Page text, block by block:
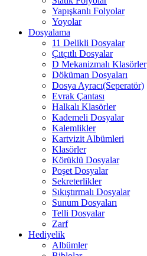
Yapışkanlı Folyolar
Yoyolar
Dosyalama
11 Delikli Dosyalar
Çıtçıtlı Dosyalar
D Mekanizmalı Klasörler
Döküman Dosyaları
Dosya Ayracı(Seperatör)
Evrak Çantası
Halkalı Klasörler
Kademeli Dosyalar
Kalemlikler
Kartvizit Albümleri
Klasörler
Körüklü Dosyalar
Poşet Dosyalar
Sekreterlikler
Sıkıştırmalı Dosyalar
Sunum Dosyaları
Telli Dosyalar
Zarf
Hediyelik
Albümler